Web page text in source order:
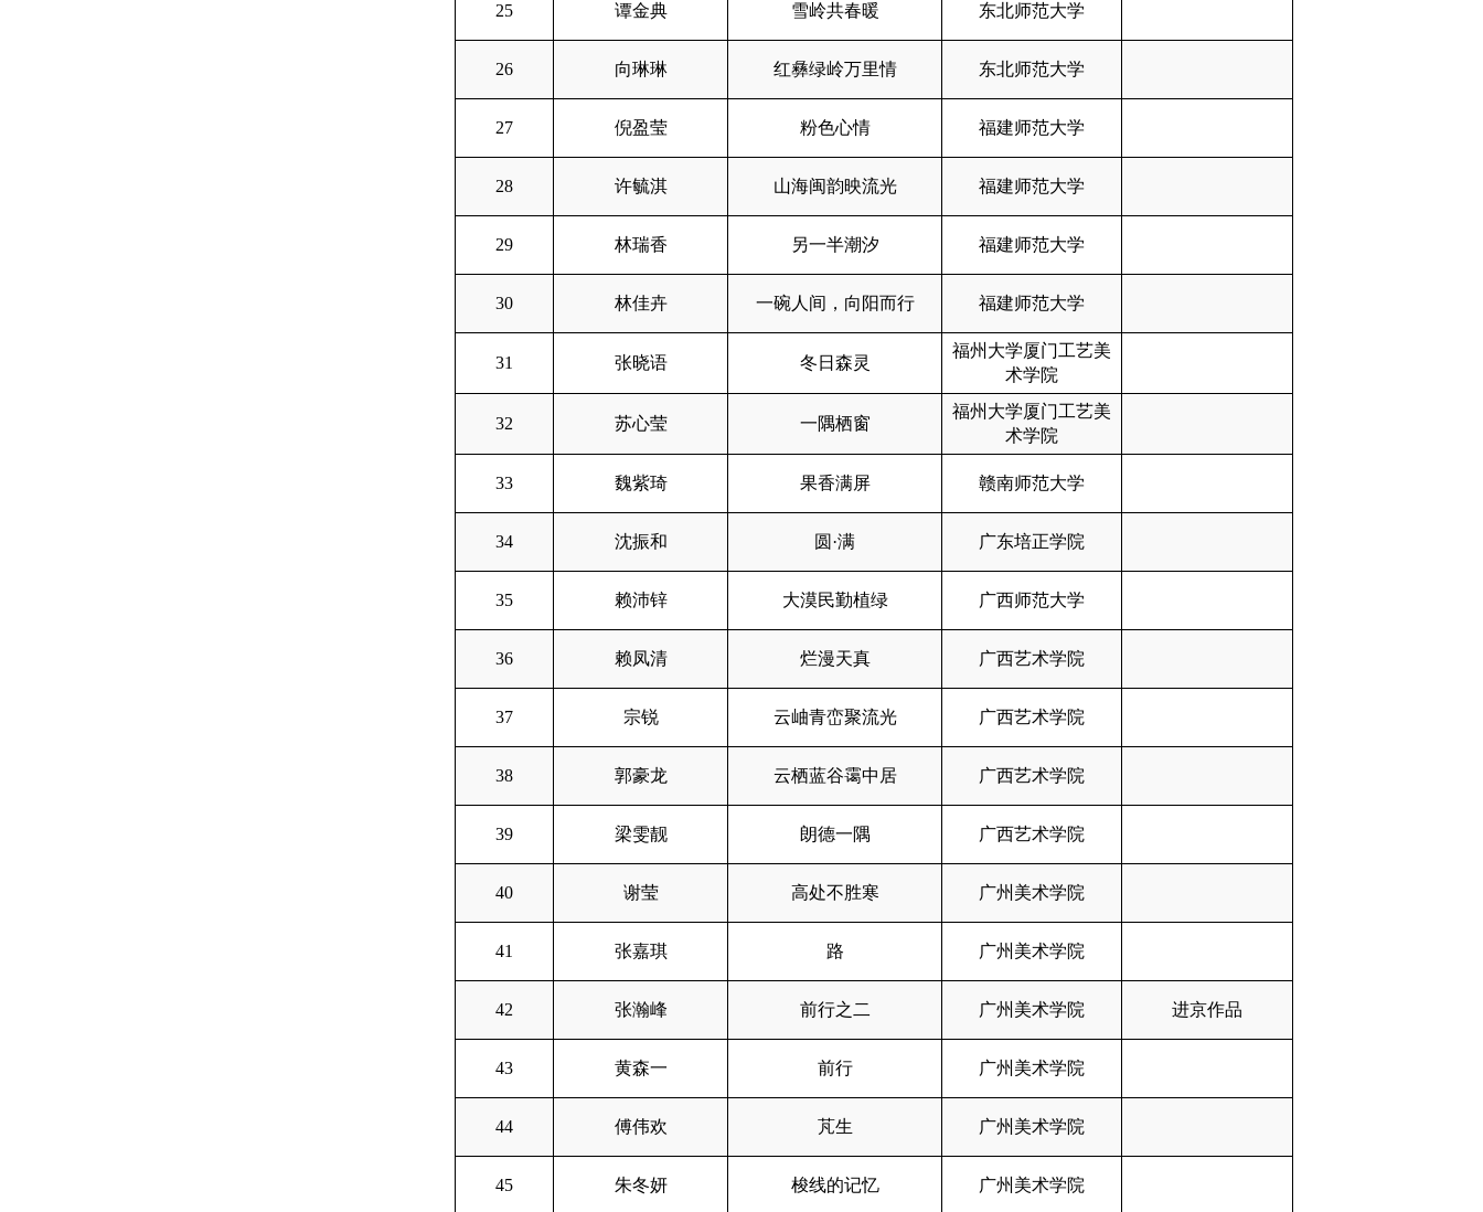
25 谭金典 雪岭共春暖 东北师范大学
26 向琳琳 红彝绿岭万里情 东北师范大学
27 倪盈莹 粉色心情 福建师范大学
28 许毓淇 山海闽韵映流光 福建师范大学
29 林瑞香 另一半潮汐 福建师范大学
30 林佳卉 一碗人间，向阳而行 福建师范大学
31 张晓语 冬日森灵
福州大学厦门工艺美
术学院
32 苏心莹 一隅栖窗
福州大学厦门工艺美
术学院
33 魏紫琦 果香满屏 赣南师范大学
34 沈振和 圆·满 广东培正学院
35 赖沛锌 大漠民勤植绿 广西师范大学
36 赖凤清 烂漫天真 广西艺术学院
37 宗锐 云岫青峦聚流光 广西艺术学院
38 郭豪龙 云栖蓝谷霭中居 广西艺术学院
39 梁雯靓 朗德一隅 广西艺术学院
40 谢莹 高处不胜寒 广州美术学院
41 张嘉琪 路 广州美术学院
42 张瀚峰 前行之二 广州美术学院 进京作品
43 黄森一 前行 广州美术学院
44 傅伟欢 芃生 广州美术学院
45 朱冬妍 梭线的记忆 广州美术学院